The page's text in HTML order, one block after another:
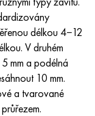
délkou 4−12
V druhém
mm a podélná
10 mm.
a tvarované